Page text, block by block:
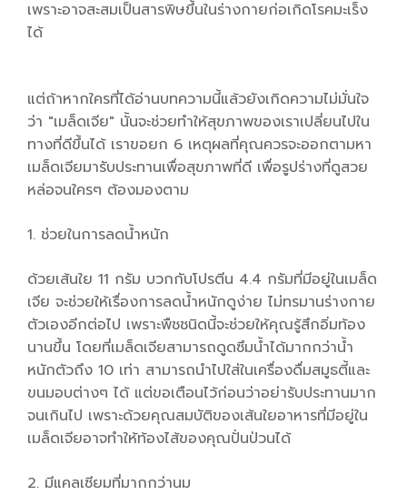
เพราะอาจสะสมเป็นสารพิษขึ้นในร่างกายก่อเกิดโรคมะเร็ง
ได้
แต่ถ้าหากใครที่ได้อ่านบทความนี้แล้วยังเกิดความไม่มั่นใจ
ว่า "เมล็ดเจีย" นั้นจะช่วยทำให้สุขภาพของเราเปลี่ยนไปใน
ทางที่ดีขึ้นได้ เราขอยก 6 เหตุผลที่คุณควรจะออกตามหา
เมล็ดเจียมารับประทานเพื่อสุขภาพที่ดี เพื่อรูปร่างที่ดูสวย
หล่อจนใครๆ ต้องมองตาม
1. ช่วยในการลดน้ำหนัก
ด้วยเส้นใย 11 กรัม บวกกับโปรตีน 4.4 กรัมที่มีอยู่ในเมล็ด
เจีย จะช่วยให้เรื่องการลดน้ำหนักดูง่าย ไม่ทรมานร่างกาย
ตัวเองอีกต่อไป เพราะพืชชนิดนี้จะช่วยให้คุณรู้สึกอิ่มท้อง
นานขึ้น โดยที่เมล็ดเจียสามารถดูดซึมน้ำได้มากกว่าน้ำ
หนักตัวถึง 10 เท่า สามารถนำไปใส่ในเครื่องดื่มสมูธตี้และ
ขนมอบต่างๆ ได้ แต่ขอเตือนไว้ก่อนว่าอย่ารับประทานมาก
จนเกินไป เพราะด้วยคุณสมบัติของเส้นใยอาหารที่มีอยู่ใน
เมล็ดเจียอาจทำให้ท้องไส้ของคุณปั่นป่วนได้
2. มีแคลเซียมที่มากกว่านม